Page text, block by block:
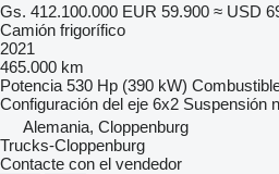
Gs. 412.100.000 EUR 59.900 ≈ USD
Camión frigorífico
2021
465.000 km
Potencia 530 Hp (390 kW)
Configuración del eje 6x2 Suspensión
Alemania, Cloppenburg
Trucks-Cloppenburg
Contacte con el vendedor